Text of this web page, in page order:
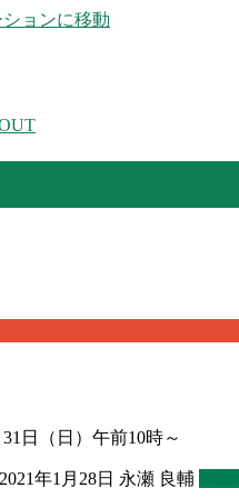
ョンに移動
日（日）午前10時～
2021年1月28日 永瀬 良輔